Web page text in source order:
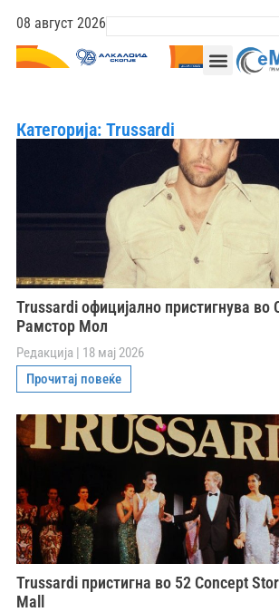
08 август 2026
Категорија: Trussardi
Trussardi официјално пристигнува во
Рамстор Мол
Редакција
18 мај 2026
Прочитај повеќе
Trussardi пристигна во 52 Concept
Mall